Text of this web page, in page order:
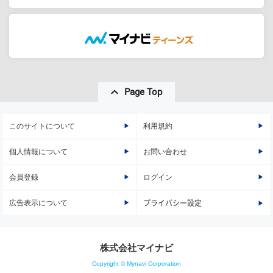
Page Top
このサイトについて 利用規約
個人情報について お問い合わせ
会員登録 ログイン
広告表示について プライバシー設定
株式会社マイナビ
Copyright © Mynavi Corporation